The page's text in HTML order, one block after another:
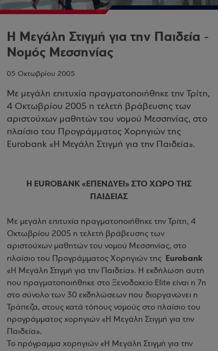
Η Μεγάλη Στιγμή για την Παιδεία -
Νομός Μεσσηνίας
05 Οκτωβρίου 2005
Με μεγάλη επιτυχία πραγματοποιήθηκε την Τρίτη,
4 Οκτωβρίου 2005 η τελετή βράβευσης των
αριστούχων μαθητών του νομού Μεσσηνίας, στο
πλαίσιο του Προγράμματος Χορηγιών της
Eurobank «Η Μεγάλη Στιγμή για την Παιδεία».
Η EUROBANK «ΕΠΕΝΔΥΕΙ» ΣΤΟ ΧΩΡΟ ΤΗΣ
ΠΑΙΔΕΙΑΣ
Με μεγάλη επιτυχία πραγματοποιήθηκε την Τρίτη, 4
Οκτωβρίου 2005 η τελετή βράβευσης των
αριστούχων μαθητών του νομού Μεσσηνίας, στο
πλαίσιο του Προγράμματος Χορηγιών της Eurobank
«Η Μεγάλη Στιγμή για την Παιδεία». Η εκδήλωση αυτή
που πραγματοποιήθηκε στο Ξενοδοχείο Elite είναι η 7η
στο σύνολο των 30 εκδηλώσεων που διοργανώνει η
Τράπεζα, στους κατά τόπους νομούς στο πλαίσιο του
προγράμματος χορηγιών «Η Μεγάλη Στιγμή για την
Παιδεία».
Το πρόγραμμα χορηγιών «Η Μεγάλη Στιγμή για την